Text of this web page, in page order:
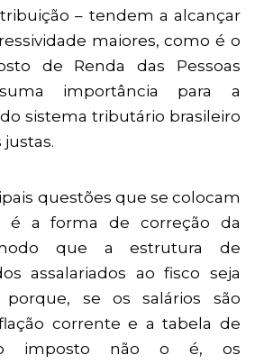
– tendem a alcançar
maiores, como é o
de Renda das Pessoas
importância para a
sistema tributário brasileiro
questões que se colocam
é a forma de correção da
que a estrutura de
assalariados ao fisco seja
porque, se os salários são
corrente e a tabela de
imposto não o é, os